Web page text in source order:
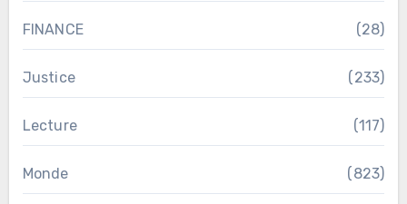
FINANCE (28)
Justice (233)
Lecture (117)
Monde (823)